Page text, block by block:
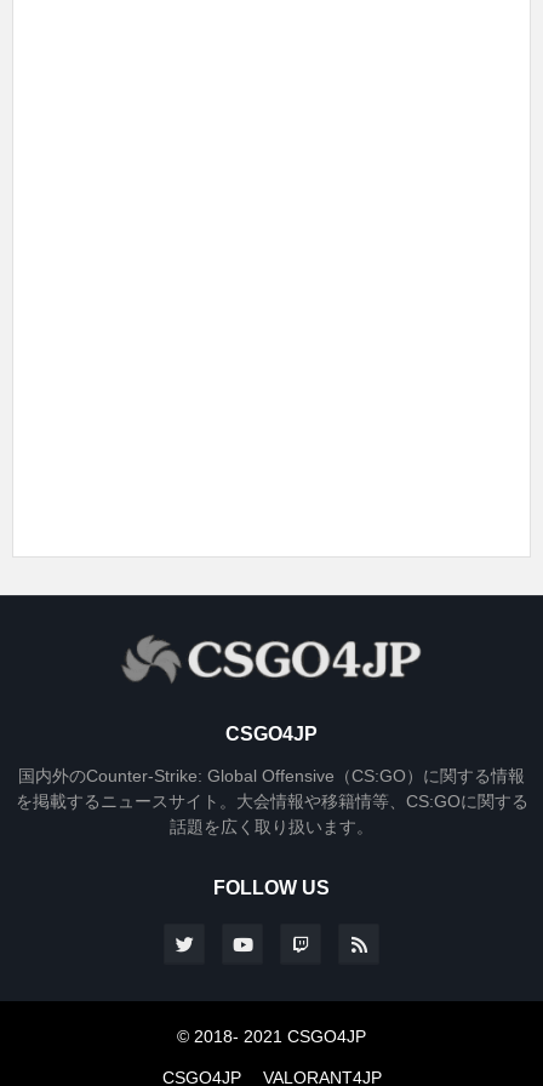
CSGO4JP
国内外のCounter-Strike: Global Offensive（CS:GO）に関する情報
を掲載するニュースサイト。大会情報や移籍情等、CS:GOに関する
話題を広く取り扱います。
FOLLOW US
© 2018- 2021 CSGO4JP
CSGO4JP VALORANT4JP